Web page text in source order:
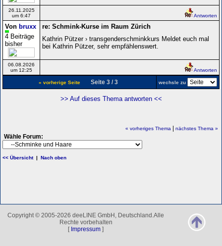
26.11.2025
um 6:47
Antworten
Von bruxx
4 Beiträge
bisher
re: Schmink-Kurse im Raum Zürich
Kathrin Pützer › transgenderschminkkurs Meldet euch mal
bei Kathrin Pützer, sehr empfählenswert.
06.08.2026
um 12:25
Antworten
« vorherige SeiteSeite 3 / 3 wechsle zu
>> Auf dieses Thema antworten <<
« vorheriges Thema nächstes Thema »
Wähle Forum:
<< Übersicht| Nach oben
Copyright © 2005-2026 deeLINE GmbH, Deutschland.Alle
Rechte vorbehalten
[ Impressum ]